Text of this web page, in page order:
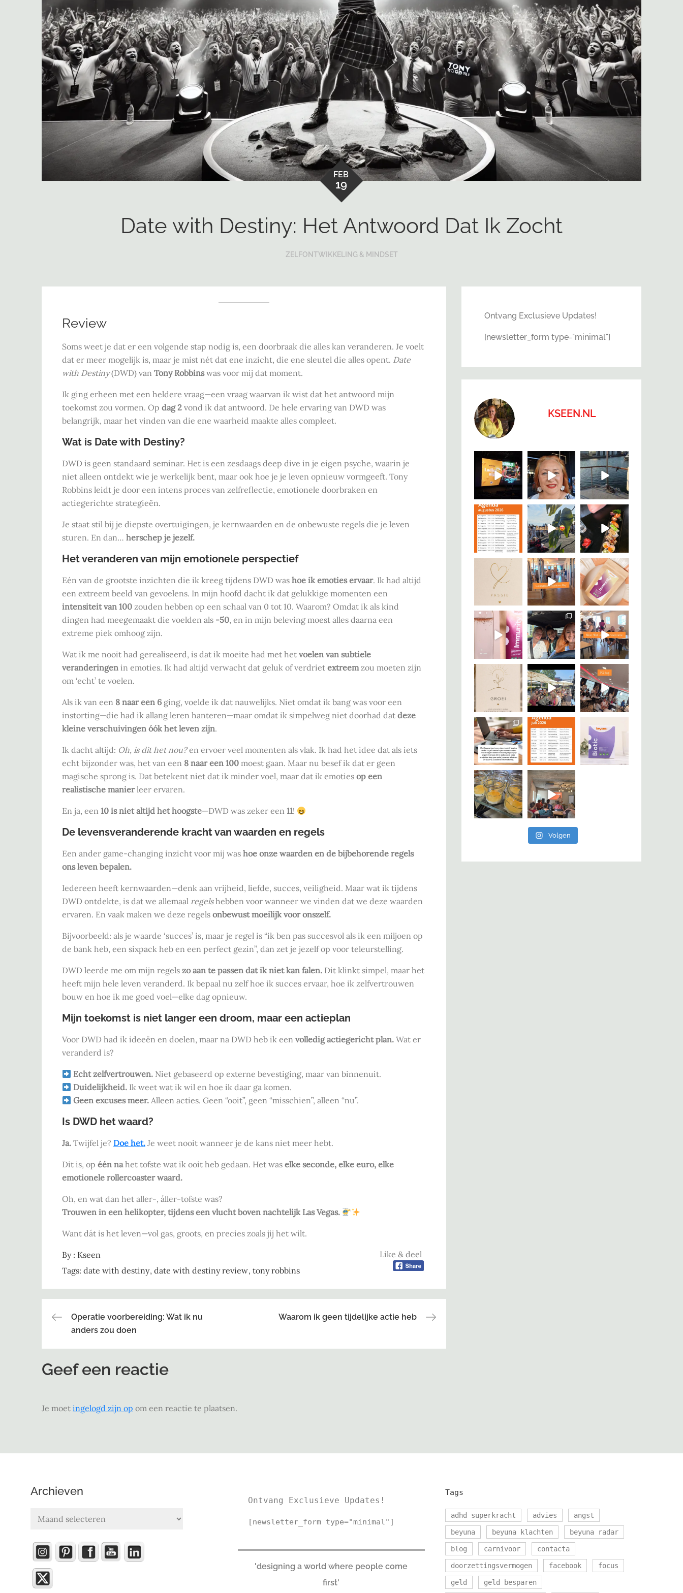
FEB
19
Date with Destiny: Het Antwoord Dat Ik Zocht
ZELFONTWIKKELING & MINDSET
Review
Soms weet je dat er een volgende stap nodig is, een doorbraak die alles kan veranderen. Je voelt
dat er meer mogelijk is, maar je mist nét dat ene inzicht, die ene sleutel die alles opent. Date
with Destiny(DWD) van Tony Robbinswas voor mij dat moment.
Ik ging erheen met een heldere vraag—een vraag waarvan ik wist dat het antwoord mijn
toekomst zou vormen. Op dag 2 vond ik dat antwoord. De hele ervaring van DWD was
belangrijk, maar het vinden van die ene waarheid maakte alles compleet.
Wat is Date with Destiny?
DWD is geen standaard seminar. Het is een zesdaags deep dive in je eigen psyche, waarin je
niet alleen ontdekt wie je werkelijk bent, maar ook hoe je je leven opnieuw vormgeeft. Tony
Robbins leidt je door een intens proces van zelfreflectie, emotionele doorbraken en
actiegerichte strategieën.
Je staat stil bij je diepste overtuigingen, je kernwaarden en de onbewuste regels die je leven
sturen. En dan… herschep je jezelf.
Het veranderen van mijn emotionele perspectief
Eén van de grootste inzichten die ik kreeg tijdens DWD was hoe ik emoties ervaar. Ik had altijd
een extreem beeld van gevoelens. In mijn hoofd dacht ik dat gelukkige momenten een
intensiteit van 100 zouden hebben op een schaal van 0 tot 10. Waarom? Omdat ik als kind
dingen had meegemaakt die voelden als -50, en in mijn beleving moest alles daarna een
extreme piek omhoog zijn.
Wat ik me nooit had gerealiseerd, is dat ik moeite had met het voelen van subtiele
veranderingen in emoties. Ik had altijd verwacht dat geluk of verdriet extreemzou moeten zijn
om ‘echt’ te voelen.
Als ik van een 8 naar een 6 ging, voelde ik dat nauwelijks. Niet omdat ik bang was voor een
instorting—die had ik allang leren hanteren—maar omdat ik simpelweg niet doorhad dat deze
kleine verschuivingen óók het leven zijn.
Ik dacht altijd: Oh, is dit het nou?en ervoer veel momenten als vlak. Ik had het idee dat als iets
echt bijzonder was, het van een 8 naar een 100 moest gaan. Maar nu besef ik dat er geen
magische sprong is. Dat betekent niet dat ik minder voel, maar dat ik emoties op een
realistische manierleer ervaren.
En ja, een 10 is niet altijd het hoogste—DWD was zeker een 11!
De levensveranderende kracht van waarden en regels
Een ander game-changing inzicht voor mij was hoe onze waarden en de bijbehorende regels
ons leven bepalen.
Iedereen heeft kernwaarden—denk aan vrijheid, liefde, succes, veiligheid. Maar wat ik tijdens
DWD ontdekte, is dat we allemaal regelshebben voor wanneer we vinden dat we deze waarden
ervaren. En vaak maken we deze regels onbewust moeilijk voor onszelf.
Bijvoorbeeld: als je waarde ‘succes’ is, maar je regel is “ik ben pas succesvol als ik een miljoen op
de bank heb, een sixpack heb en een perfect gezin”, dan zet je jezelf op voor teleurstelling.
DWD leerde me om mijn regels zo aan te passen dat ik niet kan falen. Dit klinkt simpel, maar het
heeft mijn hele leven veranderd. Ik bepaal nu zelf hoe ik succes ervaar, hoe ik zelfvertrouwen
bouw en hoe ik me goed voel—elke dag opnieuw.
Mijn toekomst is niet langer een droom, maar een actieplan
Voor DWD had ik ideeën en doelen, maar na DWD heb ik een volledig actiegericht plan. Wat er
veranderd is?
Echt zelfvertrouwen. Niet gebaseerd op externe bevestiging, maar van binnenuit.
Duidelijkheid. Ik weet wat ik wil en hoe ik daar ga komen.
Geen excuses meer. Alleen acties. Geen “ooit”, geen “misschien”, alleen “nu”.
Is DWD het waard?
Ja. Twijfel je? Doe het. Je weet nooit wanneer je de kans niet meer hebt.
Dit is, op één nahet tofste wat ik ooit heb gedaan. Het was elke seconde, elke euro, elke
emotionele rollercoaster waard.
Oh, en wat dan het aller-, áller-tofste was?
Trouwen in een helikopter, tijdens een vlucht boven nachtelijk Las Vegas.
Want dát is het leven—vol gas, groots, en precies zoals jij het wilt.
Like & deel
By : Kseen
Tags: date with destiny date with destiny review tony robbins
Bericht
navigatie
Operatie voorbereiding: Wat ik nu
anders zou doen
Waarom ik geen tijdelijke actie heb
Geef een reactie
Je moet ingelogd zijn op om een reactie te plaatsen.
Ontvang Exclusieve Updates!
[newsletter_form type="minimal"]
KSEEN.NL
Volgen
Archieven
Archieven
Ontvang Exclusieve Updates!
[newsletter_form type="minimal"]
'designing a world where people come
first'
Tags
adhd superkracht advies angst
beyuna beyuna klachten beyuna radar
blog carnivoor contacta
doorzettingsvermogen facebook focus
geld geld besparen